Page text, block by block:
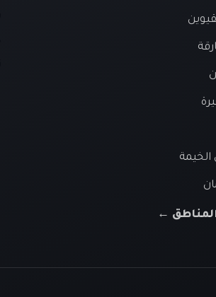
←